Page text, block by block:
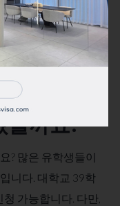
민법 칼럼
고민, 나
을까요​?
? 많은 유학생들이
니다.​ 대학교 39학
가능합니다. 다만,